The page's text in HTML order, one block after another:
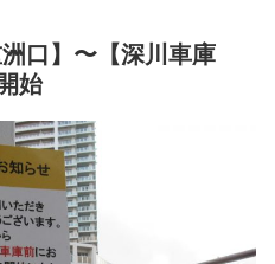
口】〜【深川車庫
始